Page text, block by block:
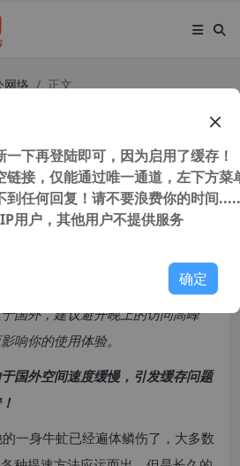
网络 正文
传与下载限速 NDM
国外，建议避开晚上的访问高峰
响你的使用体验。
国外空间速度缓慢，引发缓存问题
一身牛虻已经遍体鳞伤了，大多数
下再登陆即可，因为启用了缓存！
接，仅能通过唯一通道，左下方菜
到任何回复！请不要浪费你的时间
用户，其他用户不提供服务
确定